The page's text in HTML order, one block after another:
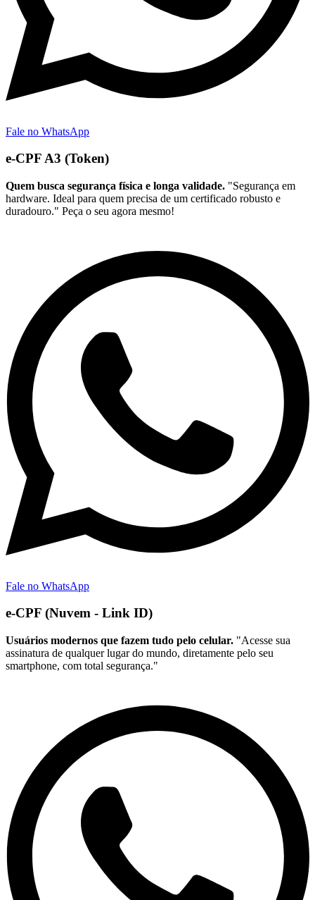
Fale no WhatsApp
e-CPF A3 (Token)
Quem busca segurança física e longa validade. "Segurança em
hardware. Ideal para quem precisa de um certificado robusto e
duradouro." Peça o seu agora mesmo!
Fale no WhatsApp
e-CPF (Nuvem - Link ID)
Usuários modernos que fazem tudo pelo celular. "Acesse sua
assinatura de qualquer lugar do mundo, diretamente pelo seu
smartphone, com total segurança."